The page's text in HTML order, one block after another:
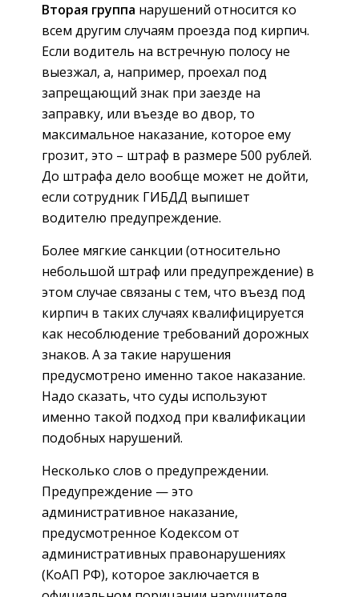
Вторая группа нарушений относится ко
всем другим случаям проезда под кирпич.
Если водитель на встречную полосу не
выезжал, а, например, проехал под
запрещающий знак при заезде на
заправку, или въезде во двор, то
максимальное наказание, которое ему
грозит, это – штраф в размере 500 рублей.
До штрафа дело вообще может не дойти,
если сотрудник ГИБДД выпишет
водителю предупреждение.
Более мягкие санкции (относительно
небольшой штраф или предупреждение) в
этом случае связаны с тем, что въезд под
кирпич в таких случаях квалифицируется
как несоблюдение требований дорожных
знаков. А за такие нарушения
предусмотрено именно такое наказание.
Надо сказать, что суды используют
именно такой подход при квалификации
подобных нарушений.
Несколько слов о предупреждении.
Предупреждение — это
административное наказание,
предусмотренное Кодексом от
административных правонарушениях
(КоАП РФ), которое заключается в